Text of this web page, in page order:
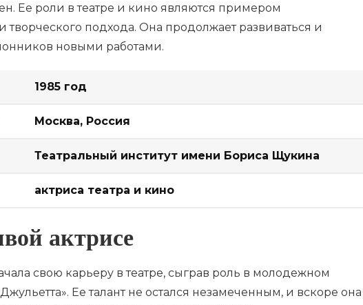
Ее роли в театре и кино являются примером
творческого подхода. Она продолжает развиваться и
новыми работами.
1985 год
Москва, Россия
Театральный институт имени Бориса Щукина
актриса театра и кино
актрисе
свою карьеру в театре, сыграв роль в молодежном
Ее талант не остался незамеченным, и вскоре она